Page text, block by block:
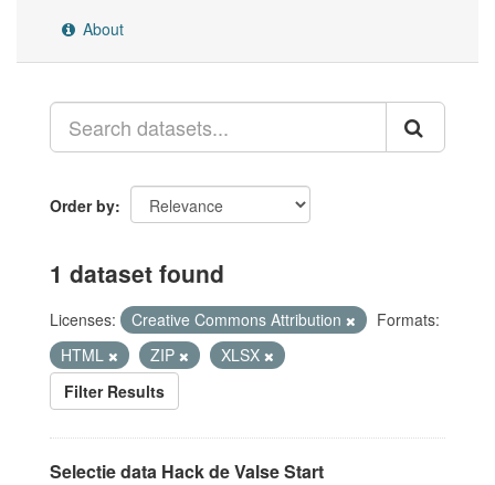
About
Order by
1 dataset found
Licenses: Creative Commons Attribution
Formats:
HTML
ZIP
XLSX
Filter Results
Selectie data Hack de Valse Start